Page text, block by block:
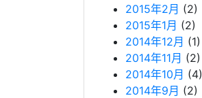
2015年2月 (2)
2015年1月 (2)
2014年12月 (1)
2014年11月 (2)
2014年10月 (4)
2014年9月 (2)